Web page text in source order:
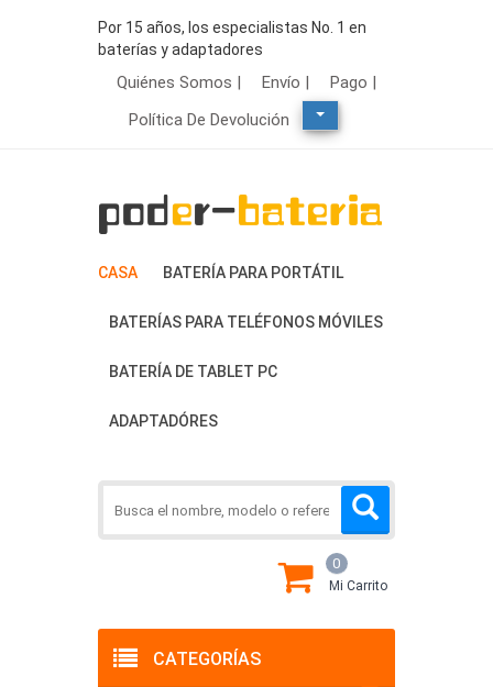
Por 15 años, los especialistas No. 1 en
baterías y adaptadores
Quiénes Somos | Envío |
Pago |
Política De Devolución
CASA BATERÍA PARA PORTÁTIL
BATERÍAS PARA TELÉFONOS MÓVILES
BATERÍA DE TABLET PC
ADAPTADÓRES
CATEGORÍAS
0
Mi Carrito